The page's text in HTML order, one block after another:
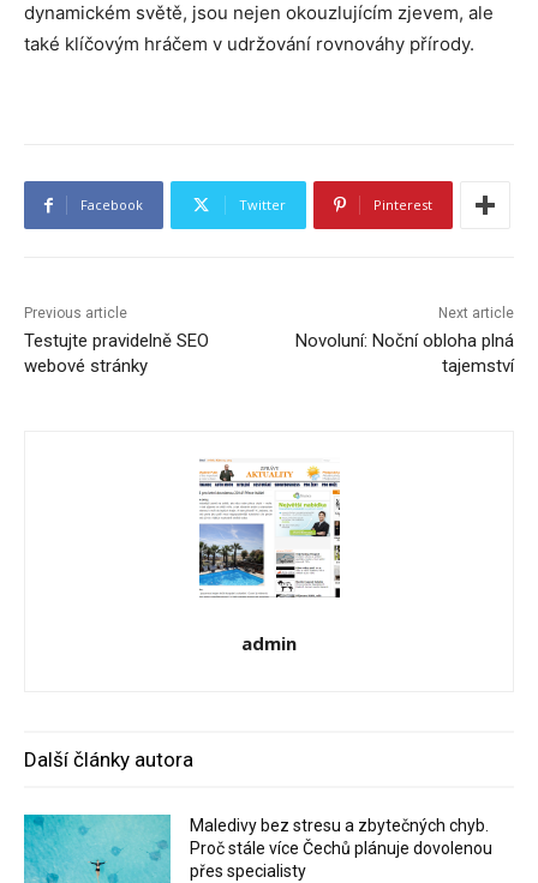
dynamickém světě, jsou nejen okouzlujícím zjevem, ale
také klíčovým hráčem v udržování rovnováhy přírody.
Facebook Twitter Pinterest
Previous article
Testujte pravidelně SEO
webové stránky
Next article
Novoluní: Noční obloha plná
tajemství
admin
Další články autora
Maledivy bez stresu a zbytečných chyb.
Proč stále více Čechů plánuje dovolenou
přes specialisty